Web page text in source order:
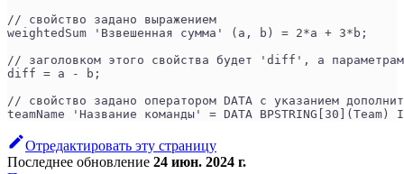
// cвойство задано выражением
weightedSum 'Взвешенная сумма' (a, b) = 2*a + 3*b;
// заголовком этого свойства будет 'diff', а
diff = a - b;
// свойство задано оператором DATA с указанием
teamName 'Название команды' = DATA
Отредактировать эту страницу
Последнее обновление 24 июн. 2024 г.